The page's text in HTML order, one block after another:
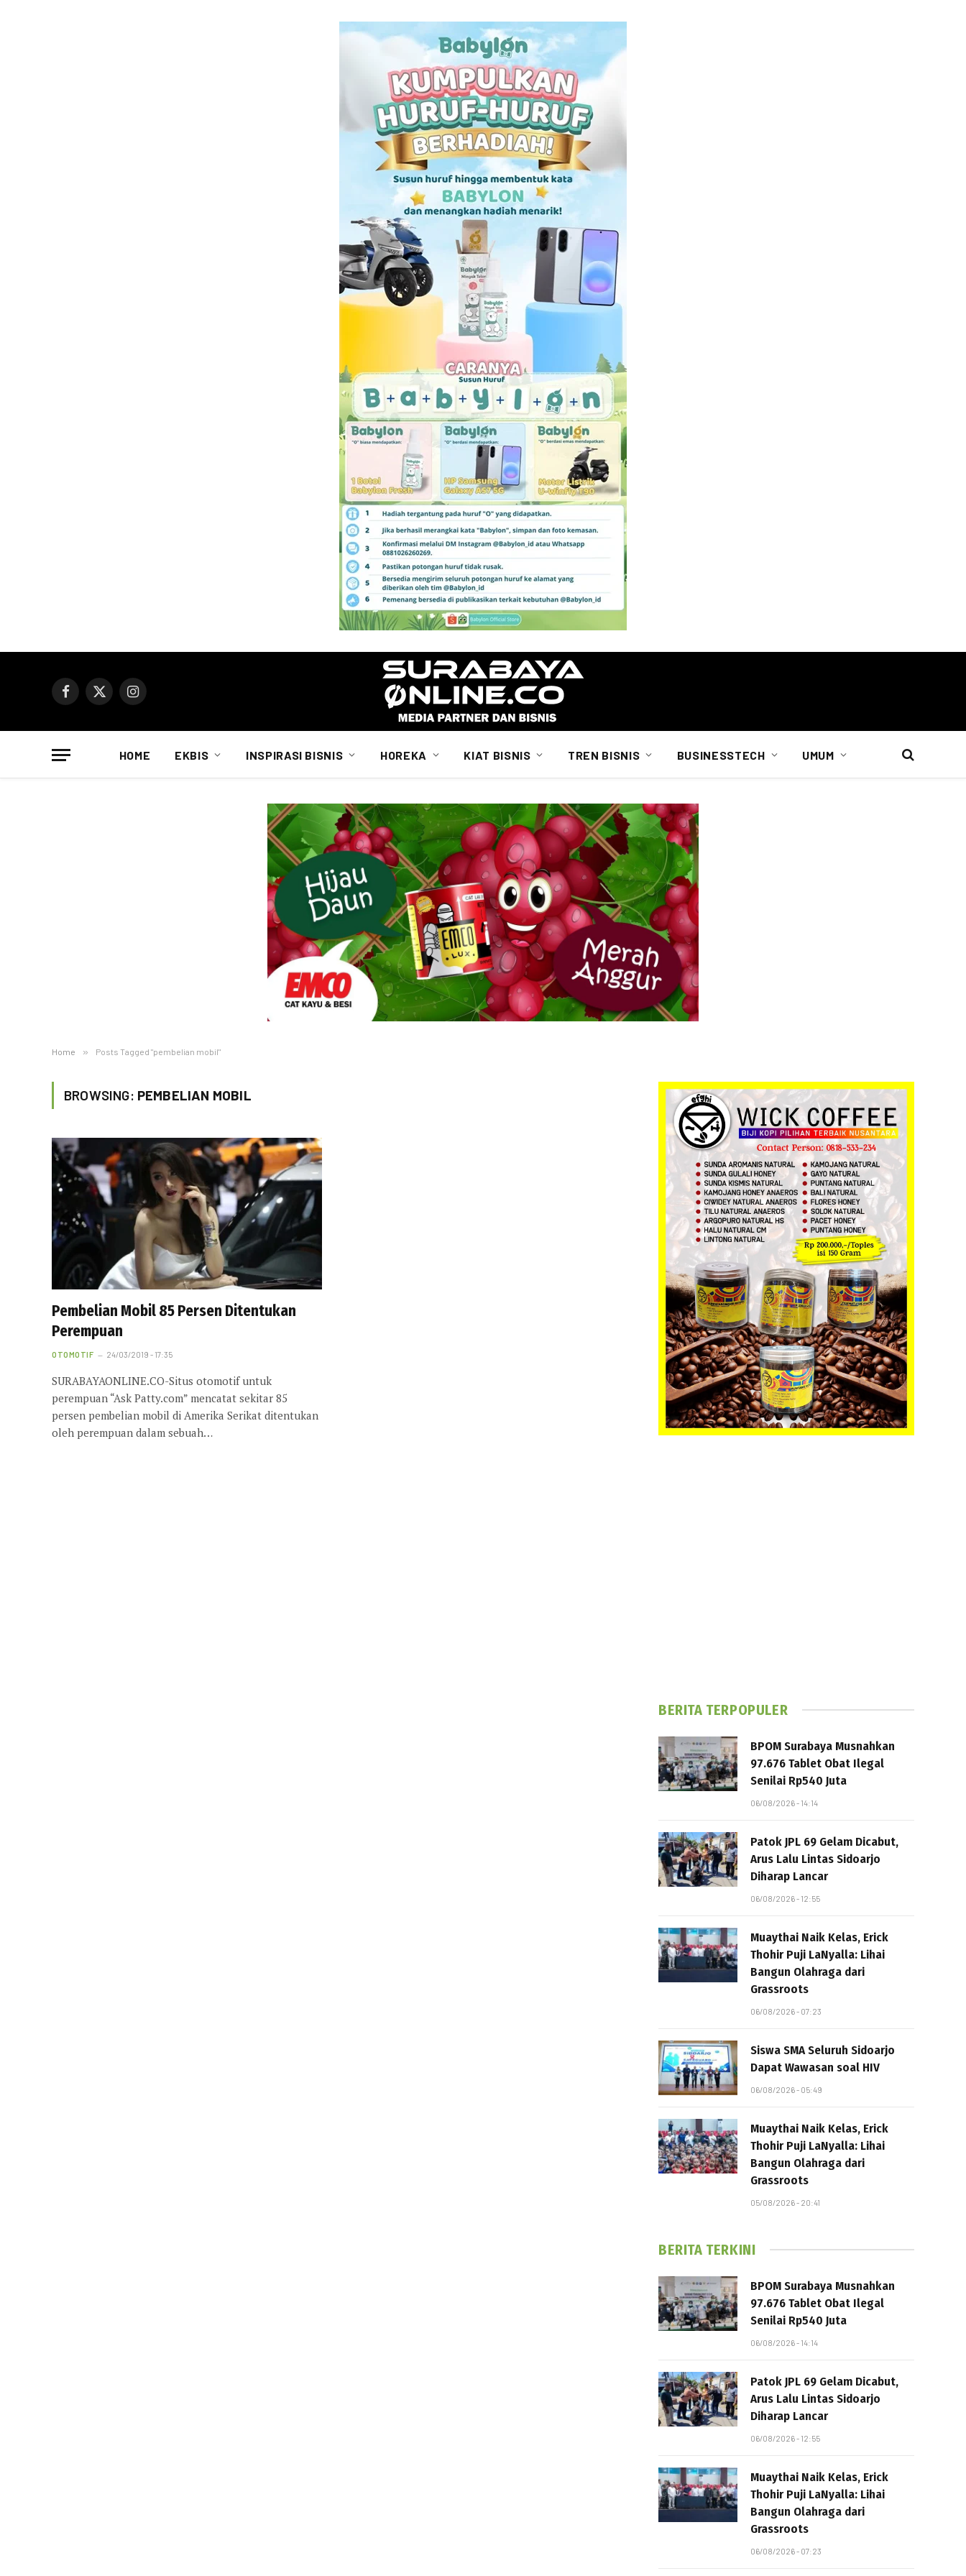
Facebook
X
Instagram
HOME EKBIS INSPIRASI BISNIS HOREKA KIAT BISNIS TREN BISNIS BUSINESSTECH UMUM
Home » Posts Tagged "pembelian mobil"
BROWSING: PEMBELIAN MOBIL
Pembelian Mobil 85 Persen Ditentukan
Perempuan
OTOMOTIF 24/03/2019 - 17:35
SURABAYAONLINE.CO-Situs otomotif untuk
perempuan “Ask Patty.com” mencatat sekitar 85
persen pembelian mobil di Amerika Serikat ditentukan
oleh perempuan dalam sebuah…
BERITA TERPOPULER
BPOM Surabaya Musnahkan
97.676 Tablet Obat Ilegal
Senilai Rp540 Juta
06/08/2026 - 14:14
Patok JPL 69 Gelam Dicabut,
Arus Lalu Lintas Sidoarjo
Diharap Lancar
06/08/2026 - 12:55
Muaythai Naik Kelas, Erick
Thohir Puji LaNyalla: Lihai
Bangun Olahraga dari
Grassroots
06/08/2026 - 07:23
Siswa SMA Seluruh Sidoarjo
Dapat Wawasan soal HIV
06/08/2026 - 05:49
Muaythai Naik Kelas, Erick
Thohir Puji LaNyalla: Lihai
Bangun Olahraga dari
Grassroots
05/08/2026 - 20:41
BERITA TERKINI
BPOM Surabaya Musnahkan
97.676 Tablet Obat Ilegal
Senilai Rp540 Juta
06/08/2026 - 14:14
Patok JPL 69 Gelam Dicabut,
Arus Lalu Lintas Sidoarjo
Diharap Lancar
06/08/2026 - 12:55
Muaythai Naik Kelas, Erick
Thohir Puji LaNyalla: Lihai
Bangun Olahraga dari
Grassroots
06/08/2026 - 07:23